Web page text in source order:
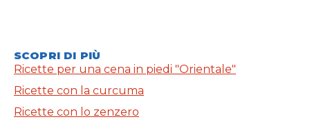
SCOPRI DI PIÙ
Ricette per una cena in piedi "Orientale"
Ricette con la curcuma
Ricette con lo zenzero